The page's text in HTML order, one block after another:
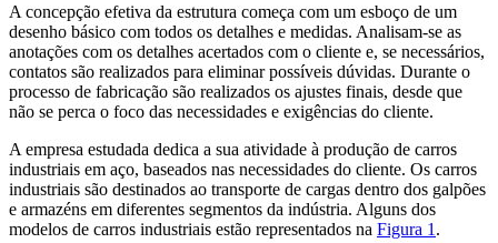
A concepção efetiva da estrutura começa com um esboço de um
desenho básico com todos os detalhes e medidas. Analisam-se as
anotações com os detalhes acertados com o cliente e, se necessários,
contatos são realizados para eliminar possíveis dúvidas. Durante o
processo de fabricação são realizados os ajustes finais, desde que
não se perca o foco das necessidades e exigências do cliente.
A empresa estudada dedica a sua atividade à produção de carros
industriais em aço, baseados nas necessidades do cliente. Os carros
industriais são destinados ao transporte de cargas dentro dos galpões
e armazéns em diferentes segmentos da indústria. Alguns dos
modelos de carros industriais estão representados na Figura 1 .